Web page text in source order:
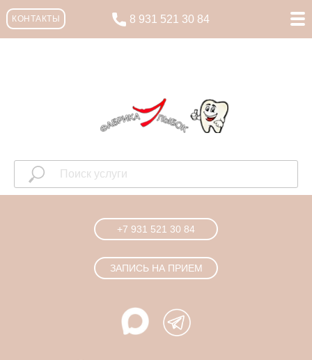
КОНТАКТЫ 8 931 521 30 84
+7 931 521 30 84
ЗАПИСЬ НА ПРИЕМ